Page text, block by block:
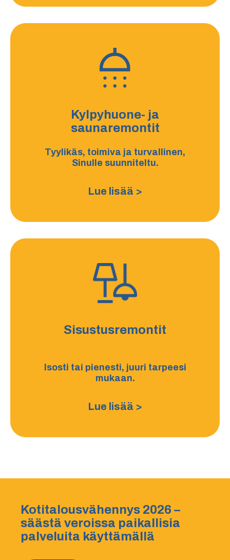
Kylpyhuone- ja
saunaremontit
Tyylikäs, toimiva ja turvallinen,
Sinulle suunniteltu.
Lue lisää >
Sisustusremontit
Isosti tai pienesti, juuri tarpeesi
mukaan.
Lue lisää >
Kotitalousvähennys 2026 –
säästä veroissa paikallisia
palveluita käyttämällä